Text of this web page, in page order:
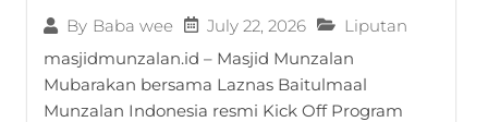
By Baba wee July 22, 2026
Liputan
masjidmunzalan.id – Masjid Munzalan
Mubarakan bersama Laznas Baitulmaal
Munzalan Indonesia resmi Kick Off Program